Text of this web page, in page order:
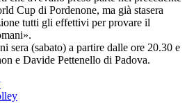
Cup di Pordenone, ma già stasera
tutti gli effettivi per provare il
sera (sabato) a partire dalle ore 20.30 e
e Davide Pettenello di Padova.